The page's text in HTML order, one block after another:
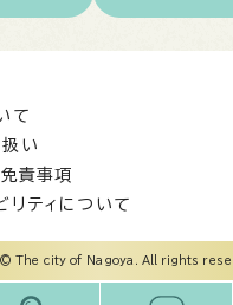
て
い
免責事項
リティについて
The city of Nagoya. All rights